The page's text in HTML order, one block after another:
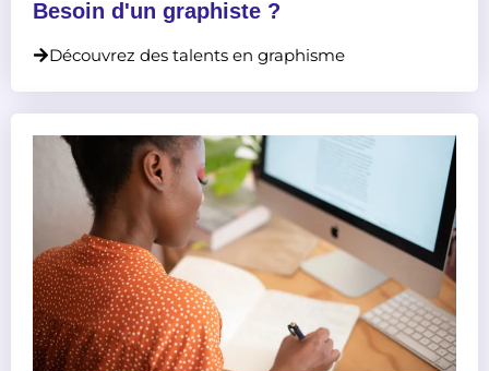
Besoin d'un graphiste ?
Découvrez des talents en graphisme